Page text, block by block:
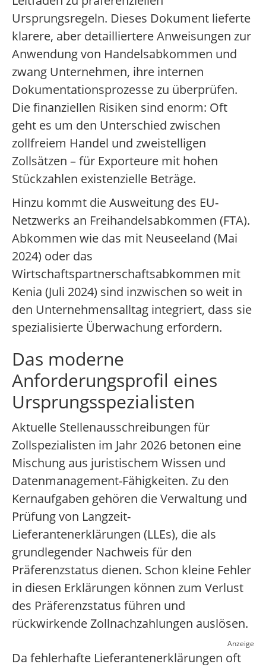
Ursprungsregeln. Dieses Dokument lieferte
klarere, aber detailliertere Anweisungen zur
Anwendung von Handelsabkommen und
zwang Unternehmen, ihre internen
Dokumentationsprozesse zu überprüfen.
Die finanziellen Risiken sind enorm: Oft
geht es um den Unterschied zwischen
zollfreiem Handel und zweistelligen
Zollsätzen – für Exporteure mit hohen
Stückzahlen existenzielle Beträge.
Hinzu kommt die Ausweitung des EU-
Netzwerks an Freihandelsabkommen (FTA).
Abkommen wie das mit Neuseeland (Mai
2024) oder das
Wirtschaftspartnerschaftsabkommen mit
Kenia (Juli 2024) sind inzwischen so weit in
den Unternehmensalltag integriert, dass sie
spezialisierte Überwachung erfordern.
Das moderne
Anforderungsprofil eines
Ursprungsspezialisten
Aktuelle Stellenausschreibungen für
Zollspezialisten im Jahr 2026 betonen eine
Mischung aus juristischem Wissen und
Datenmanagement-Fähigkeiten. Zu den
Kernaufgaben gehören die Verwaltung und
Prüfung von Langzeit-
Lieferantenerklärungen (LLEs), die als
grundlegender Nachweis für den
Präferenzstatus dienen. Schon kleine Fehler
in diesen Erklärungen können zum Verlust
des Präferenzstatus führen und
rückwirkende Zollnachzahlungen auslösen.
Anzeige
Da fehlerhafte Lieferantenerklärungen oft